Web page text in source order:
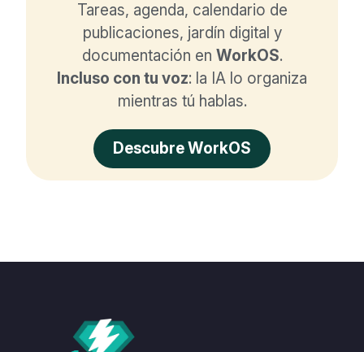
Tareas, agenda, calendario de
publicaciones, jardín digital y
documentación en WorkOS.
Incluso con tu voz: la IA lo organiza
mientras tú hablas.
Descubre WorkOS